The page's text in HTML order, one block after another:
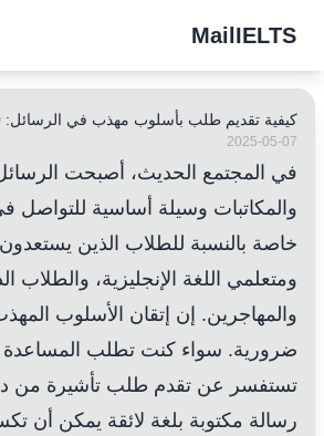
MailIELTS
كيفية تقديم طلب بأسلوب مهذب في الرسائل: 10 نصائح عملية
2025-05-07
في المجتمع الحديث، أصبحت الرسائل
والمكاتبات وسيلة أساسية للتواصل في
خاصة بالنسبة للطلاب الذين يستعدون
ومتعلمي اللغة الإنجليزية، والطلاب
والمهاجرين. إن إتقان الأسلوب
ضرورية. سواء كنت تطلب المساعدة
تستفسر عن تقدم طلب تأشيرة من
رسالة مكتوبة بلغة لائقة يمكن أن